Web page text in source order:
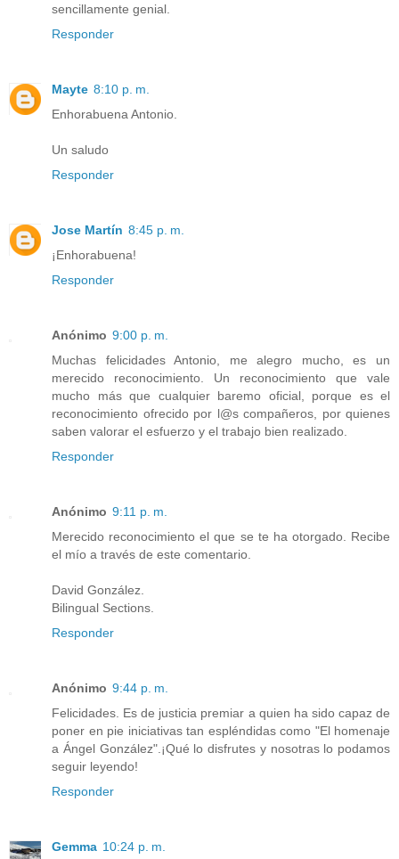
sencillamente genial.
Responder
Mayte 8:10 p. m.
Enhorabuena Antonio.
Un saludo
Responder
Jose Martín 8:45 p. m.
¡Enhorabuena!
Responder
Anónimo 9:00 p. m.
Muchas felicidades Antonio, me alegro mucho, es un
merecido reconocimiento. Un reconocimiento que vale
mucho más que cualquier baremo oficial, porque es el
reconocimiento ofrecido por l@s compañeros, por quienes
saben valorar el esfuerzo y el trabajo bien realizado.
Responder
Anónimo 9:11 p. m.
Merecido reconocimiento el que se te ha otorgado. Recibe
el mío a través de este comentario.
David González.
Bilingual Sections.
Responder
Anónimo 9:44 p. m.
Felicidades. Es de justicia premiar a quien ha sido capaz de
poner en pie iniciativas tan espléndidas como "El homenaje
a Ángel González".¡Qué lo disfrutes y nosotras lo podamos
seguir leyendo!
Responder
Gemma 10:24 p. m.